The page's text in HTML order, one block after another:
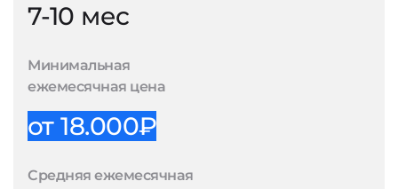
7-10 мес
Минимальная
ежемесячная цена
от 18.000₽
Средняя ежемесячная